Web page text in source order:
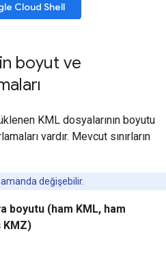
Cloud Shell
boyut ve
KML dosyalarının boyutu
vardır. Mevcut sınırların
değişebilir.
boyutu (ham KML, ham
KMZ)